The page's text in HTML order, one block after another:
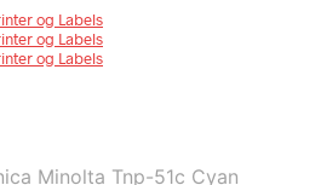
Minolta Tnp-51c Cyan